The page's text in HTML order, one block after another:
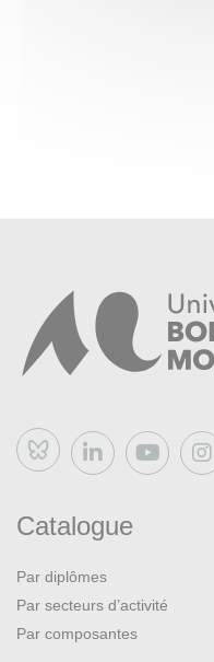
Bluesky
Catalogue
Par diplômes
Par secteurs d’activité
Par composantes